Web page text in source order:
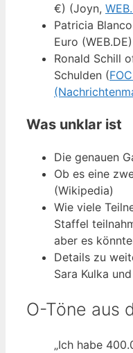
€) (Joyn,
Patricia
Euro (WEB.DE)
Ronald Schill
Schulden (
Was unklar ist
Die genauen
Ob es eine
(Wikipedia)
Wie viele
Staffel
aber es
Details zu
Sara Kulka
O-Töne aus
„Ich habe